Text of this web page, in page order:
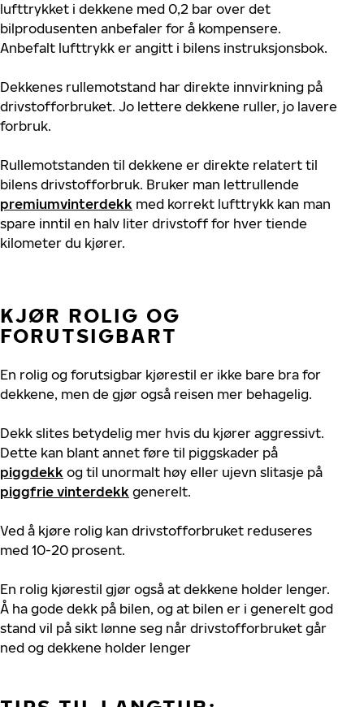
lufttrykket i dekkene med 0,2 bar over det
bilprodusenten anbefaler for å kompensere.
Anbefalt lufttrykk er angitt i bilens instruksjonsbok.
Dekkenes rullemotstand har direkte innvirkning på
drivstofforbruket. Jo lettere dekkene ruller, jo lavere
forbruk.
Rullemotstanden til dekkene er direkte relatert til
bilens drivstofforbruk. Bruker man lettrullende
premiumvinterdekk med korrekt lufttrykk kan man
spare inntil en halv liter drivstoff for hver tiende
kilometer du kjører.
KJØR ROLIG OG
FORUTSIGBART
En rolig og forutsigbar kjørestil er ikke bare bra for
dekkene, men de gjør også reisen mer behagelig.
Dekk slites betydelig mer hvis du kjører aggressivt.
Dette kan blant annet føre til piggskader på
piggdekk og til unormalt høy eller ujevn slitasje på
piggfrie vinterdekk generelt.
Ved å kjøre rolig kan drivstofforbruket reduseres
med 10-20 prosent.
En rolig kjørestil gjør også at dekkene holder lenger.
Å ha gode dekk på bilen, og at bilen er i generelt god
stand vil på sikt lønne seg når drivstofforbruket går
ned og dekkene holder lenger